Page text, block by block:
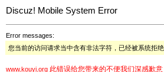
Discuz! Mobile System Error
Error messages:
您当前的访问请求当中含有非法字符，已经被系统拒绝
www.kouyi.org 此错误给您带来的不便我们深感歉意